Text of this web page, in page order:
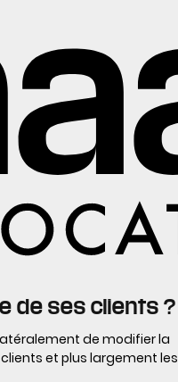
de ses clients ?
de modifier la
et plus largement les